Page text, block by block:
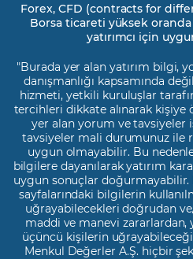
Forex, CFD (contracts for
Borsa ticareti yüksek
yatırımcı için
"Burada yer alan yatırım bilgi,
danışmanlığı kapsamında
hizmeti, yetkili kuruluşlar
tercihleri dikkate alınarak kişiye
yer alan yorum ve tavsiyeler
tavsiyeler mali durumunuz ile
uygun olmayabilir. Bu
bilgilere dayanılarak yatırım
uygun sonuçlar doğurmayabilir.
sayfalarındaki bilgilerin
uğrayabilecekleri doğrudan
maddi ve manevi zararlardan,
üçüncü kişilerin uğrayabileceği
Menkul Değerler A.Ş. hiçbir